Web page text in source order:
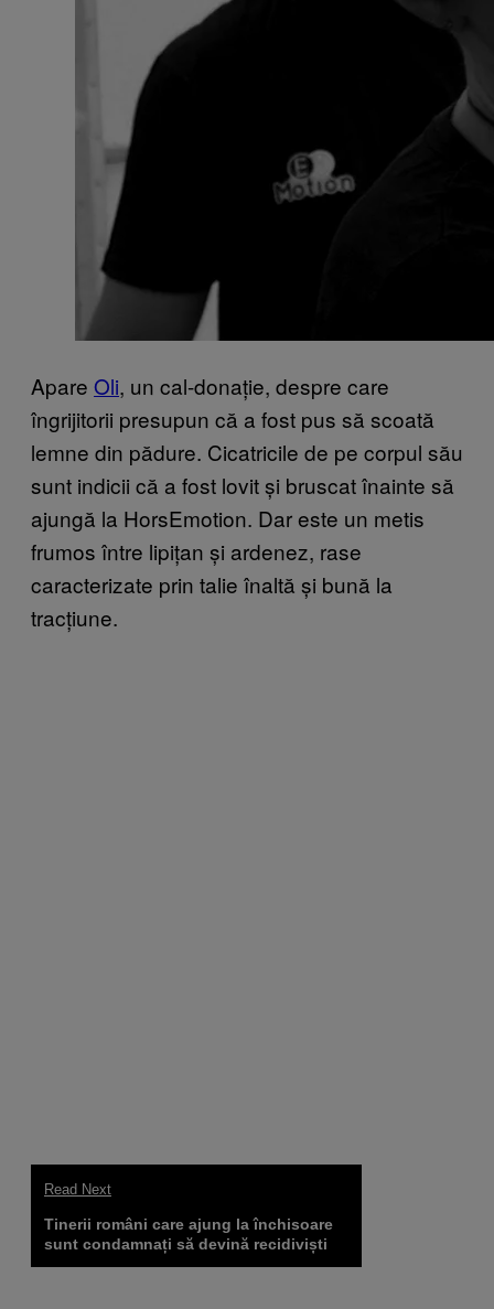
Apare Oli, un cal-donație, despre care
îngrijitorii presupun că a fost pus să scoată
lemne din pădure. Cicatricile de pe corpul său
sunt indicii că a fost lovit și bruscat înainte să
ajungă la HorsEmotion. Dar este un metis
frumos între lipițan și ardenez, rase
caracterizate prin talie înaltă și bună la
tracțiune.